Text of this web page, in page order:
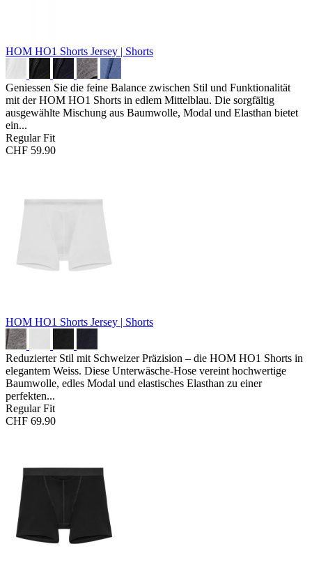
HOM HO1 Shorts Jersey | Shorts
Geniessen Sie die feine Balance zwischen Stil und Funktionalität
mit der HOM HO1 Shorts in edlem Mittelblau. Die sorgfältig
ausgewählte Mischung aus Baumwolle, Modal und Elasthan bietet
ein...
Regular Fit
CHF 59.90
HOM HO1 Shorts Jersey | Shorts
Reduzierter Stil mit Schweizer Präzision – die HOM HO1 Shorts in
elegantem Weiss. Diese Unterwäsche-Hose vereint hochwertige
Baumwolle, edles Modal und elastisches Elasthan zu einer
perfekten...
Regular Fit
CHF 69.90